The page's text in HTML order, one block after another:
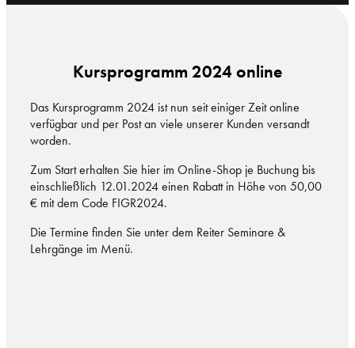
Kursprogramm 2024 online
Das Kursprogramm 2024 ist nun seit einiger Zeit online
verfügbar und per Post an viele unserer Kunden versandt
worden.
Zum Start erhalten Sie hier im Online-Shop je Buchung bis
einschließlich 12.01.2024 einen Rabatt in Höhe von 50,00
€ mit dem Code FIGR2024.
Die Termine finden Sie unter dem Reiter Seminare &
Lehrgänge im Menü.